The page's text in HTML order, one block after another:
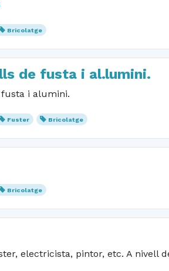
Bricolatge
de fusta i al.lumini.
i alumini.
Fuster Bricolatge
Bricolatge
electricista, pintor, etc. A nivell